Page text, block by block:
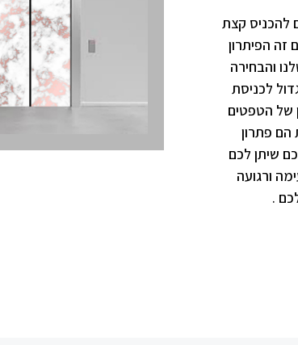
להכניס קצת
זה הפיתרון
והבחירה
לכניסת
של הטפטים
פתרון
שיתן לכם
ורגועה
.